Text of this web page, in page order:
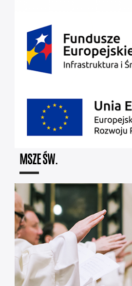
MSZE ŚW.